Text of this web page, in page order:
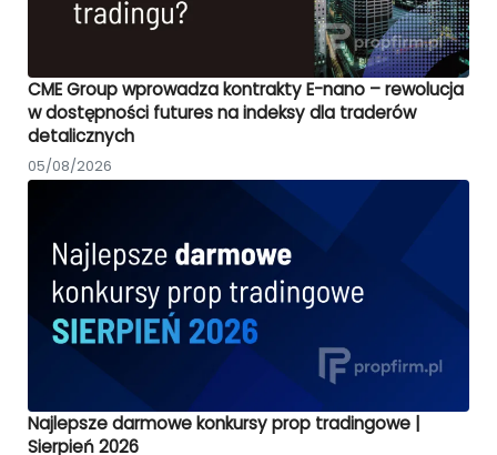
CME Group wprowadza kontrakty E-nano – rewolucja
w dostępności futures na indeksy dla traderów
detalicznych
05/08/2026
Najlepsze darmowe konkursy prop tradingowe |
Sierpień 2026